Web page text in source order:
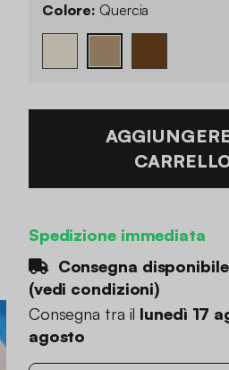
Colore: Quercia
Spedizione immediata
Consegna
(vedi condizioni)
Consegna tra il lunedì 17
agosto